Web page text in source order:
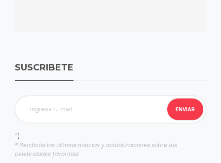
SUSCRIBETE
"]
* Recibirás las últimas noticias y actualizaciones sobre tus
celebridades favoritas!